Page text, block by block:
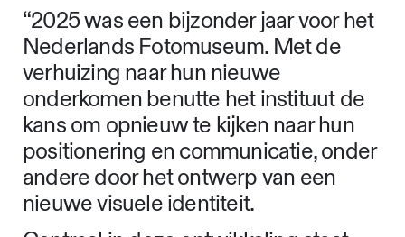
“2025 was een bijzonder jaar voor het
Nederlands Fotomuseum. Met de
verhuizing naar hun nieuwe
onderkomen benutte het instituut de
kans om opnieuw te kijken naar hun
positionering en communicatie, onder
andere door het ontwerp van een
nieuwe visuele identiteit.